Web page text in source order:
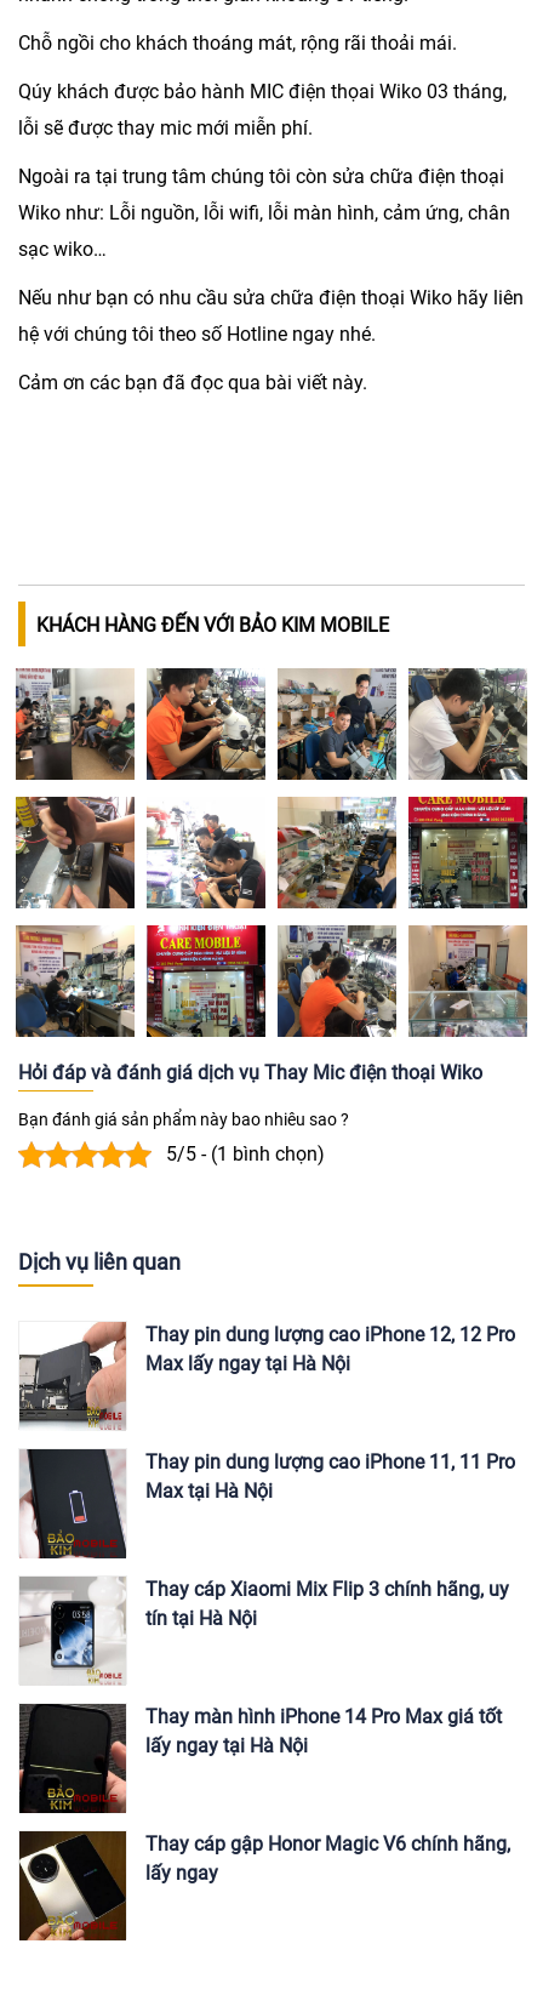
Chỗ ngồi cho khách thoáng mát, rộng rãi thoải mái.
Qúy khách được bảo hành MIC điện thọai Wiko 03 tháng,
lỗi sẽ được thay mic mới miễn phí.
Ngoài ra tại trung tâm chúng tôi còn sửa chữa điện thoại
Wiko như: Lỗi nguồn, lỗi wifi, lỗi màn hình, cảm ứng, chân
sạc wiko…
Nếu như bạn có nhu cầu sửa chữa điện thoại Wiko hãy liên
hệ với chúng tôi theo số Hotline ngay nhé.
Cảm ơn các bạn đã đọc qua bài viết này.
KHÁCH HÀNG ĐẾN VỚI BẢO KIM MOBILE
Hỏi đáp và đánh giá dịch vụ Thay Mic điện thoại Wiko
Bạn đánh giá sản phẩm này bao nhiêu sao ?
5/5 - (1 bình chọn)
Dịch vụ liên quan
Thay pin dung lượng cao iPhone 12, 12 Pro
Max lấy ngay tại Hà Nội
Thay pin dung lượng cao iPhone 11, 11 Pro
Max tại Hà Nội
Thay cáp Xiaomi Mix Flip 3 chính hãng, uy
tín tại Hà Nội
Thay màn hình iPhone 14 Pro Max giá tốt
lấy ngay tại Hà Nội
Thay cáp gập Honor Magic V6 chính hãng,
lấy ngay